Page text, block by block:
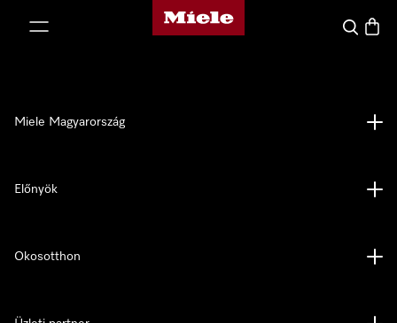
Miele honlapja
Kereses
Miele Magyarország
Előnyök
Okosotthon